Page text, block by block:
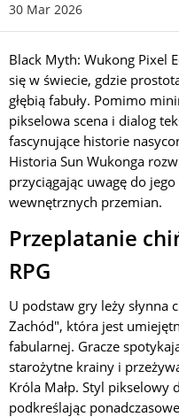
30 Mar 2026
Black Myth: Wukong Pixel
się w świecie, gdzie
głębią fabuły. Pomimo
pikselowa scena i dialog
fascynujące historie
Historia Sun Wukonga
przyciągając uwagę do
wewnętrznych przemian.
Przeplatanie
RPG
U podstaw gry leży słynna
Zachód", która jest
fabularnej. Gracze
starożytne krainy i
Króla Małp. Styl pikselowy
podkreślając